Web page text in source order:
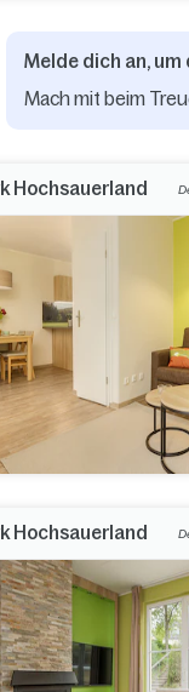
Melde dich an, um
Mach mit beim
Hochsauerland
Hochsauerland